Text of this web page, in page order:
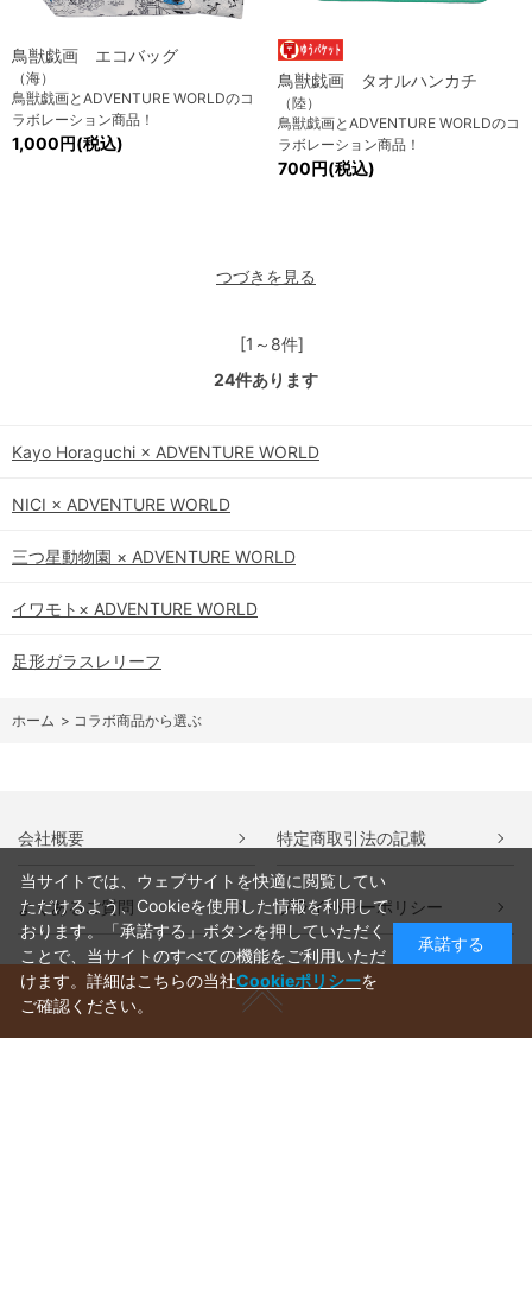
鳥獣戯画 エコバッグ
（海）
鳥獣戯画とADVENTURE WORLDのコ
ラボレーション商品！
1,000円(税込)
鳥獣戯画 タオルハンカチ
（陸）
鳥獣戯画とADVENTURE WORLDのコ
ラボレーション商品！
700円(税込)
つづきを見る
[1～8件]
24件あります
Kayo Horaguchi × ADVENTURE WORLD
NICI × ADVENTURE WORLD
三つ星動物園 × ADVENTURE WORLD
イワモト× ADVENTURE WORLD
足形ガラスレリーフ
ホーム > コラボ商品から選ぶ
会社概要 特定商取引法の記載
よくあるご質問 プライバシーポリシー
当サイトでは、ウェブサイトを快適に閲覧してい
ただけるよう、Cookieを使用した情報を利用して
おります。「承諾する」ボタンを押していただく
ことで、当サイトのすべての機能をご利用いただ
けます。詳細はこちらの当社Cookieポリシーを
ご確認ください。
承諾する